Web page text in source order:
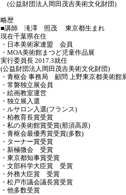
(公益財団法人岡田茂吉美術文化財団)
略歴
■講師 滝澤 照茂 東京都生まれ
現在千葉県在住
・日本美術家連盟 会員
・MOA美術館まつど児童作品展
実行委員長 2017.3就任
(公益財団法人岡田茂吉美術文化財団)
・青枢会 事務局 顧問 上野東京都美術館
・常磐独立展会員
・絵画教室運営
・独立展入選
・ルサロン入選(フランス)
・柏教育長賞受賞
・私の美術館賞受賞(那須高原)
・青枢会最優秀賞受賞(多数)
・ターナー賞受賞
・新極微会 受賞
・東京都知事賞受賞
・文部科学大臣賞 受賞
・外務大臣賞 受賞
・松戸市議会議長賞受賞
・他多数受賞